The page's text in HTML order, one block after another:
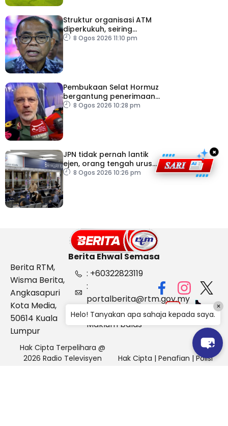
Struktur organisasi ATM
diperkukuh, seiring
pemodenan aset
8 Ogos 2026 11:10 pm
Pembukaan Selat Hormuz
bergantung penerimaan
AS – IRGC
8 Ogos 2026 10:28 pm
JPN tidak pernah lantik
ejen, orang tengah urus
dokumentasi
8 Ogos 2026 10:26 pm
×
Berita Ehwal Semasa
Berita RTM,
Wisma Berita,
Angkasapuri
Kota Media,
50614 Kuala
Lumpur
: +60322823119
:
portalberita@rtm.gov.my
: Aduan &
Maklum balas
Hak Cipta Terpelihara @
2026 Radio Televisyen
Hak Cipta | Penafian | Polisi
Helo! Tanyakan apa sahaja kepada saya.
×